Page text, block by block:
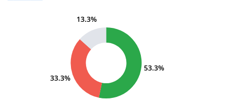
53.3%
33.3%
13.3%